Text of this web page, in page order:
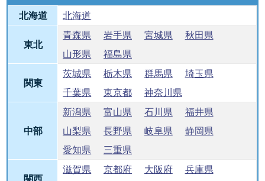
北海道 北海道
東北
青森県 岩手県 宮城県
秋田県
山形県
福島県
関東
茨城県 栃木県 群馬県
埼玉県
千葉県
東京都 神奈川県
中部
新潟県 富山県 石川県
福井県
山梨県
長野県 岐阜県
静岡県
愛知県
三重県
滋賀県 京都府 大阪府
兵庫県